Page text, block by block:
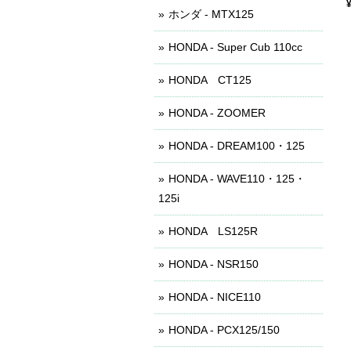
ホンダ - MTX125
HONDA - Super Cub 110cc
HONDA CT125
HONDA - ZOOMER
HONDA - DREAM100・125
HONDA - WAVE110・125・
125i
HONDA LS125R
HONDA - NSR150
HONDA - NICE110
HONDA - PCX125/150